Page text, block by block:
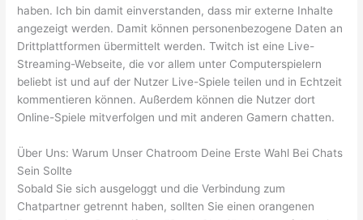
haben. Ich bin damit einverstanden, dass mir externe Inhalte
angezeigt werden. Damit können personenbezogene Daten an
Drittplattformen übermittelt werden. Twitch ist eine Live-
Streaming-Webseite, die vor allem unter Computerspielern
beliebt ist und auf der Nutzer Live-Spiele teilen und in Echtzeit
kommentieren können. Außerdem können die Nutzer dort
Online-Spiele mitverfolgen und mit anderen Gamern chatten.
Über Uns: Warum Unser Chatroom Deine Erste Wahl Bei Chats
Sein Sollte
Sobald Sie sich ausgeloggt und die Verbindung zum
Chatpartner getrennt haben, sollten Sie einen orangenen